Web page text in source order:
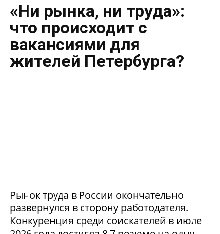
«Ни рынка, ни труда»:
что происходит с
вакансиями для
жителей Петербурга?
Рынок труда в России окончательно
развернулся в сторону работодателя.
Конкуренция среди соискателей в июле